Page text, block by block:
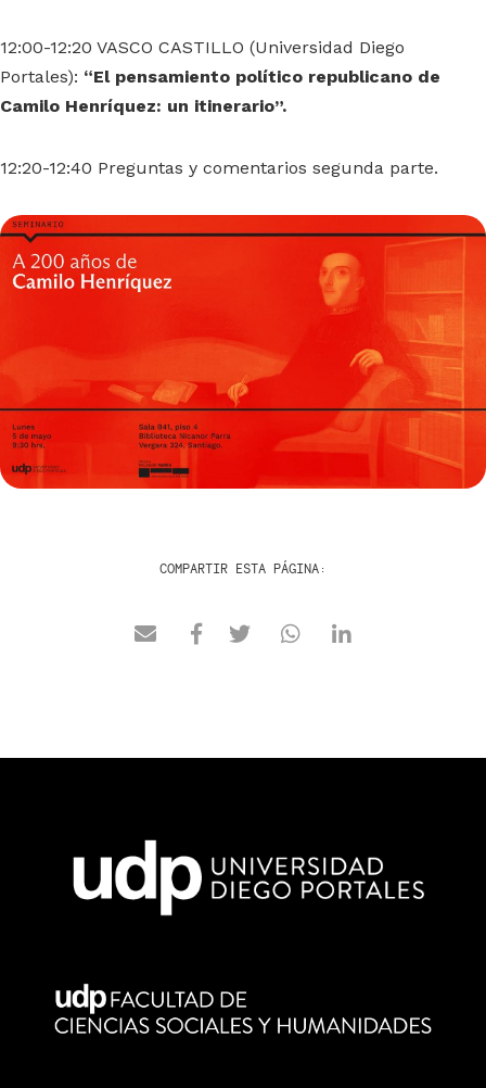
12:00-12:20 VASCO CASTILLO (Universidad Diego
Portales): “El pensamiento político republicano de
Camilo Henríquez: un itinerario”.
12:20-12:40 Preguntas y comentarios segunda parte.
COMPARTIR ESTA PÁGINA: